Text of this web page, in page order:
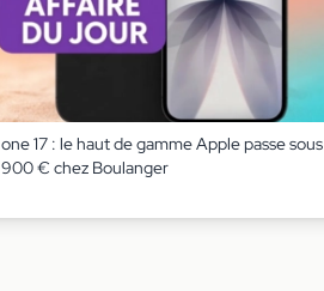
17 : le haut de gamme Apple passe sous
900 € chez Boulanger